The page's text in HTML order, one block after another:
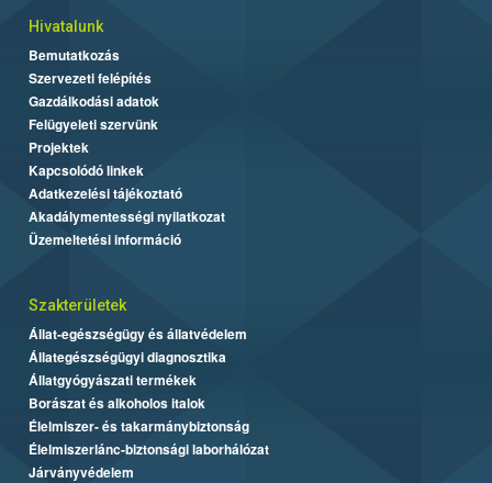
Hivatalunk
Bemutatkozás
Szervezeti felépítés
Gazdálkodási adatok
Felügyeleti szervünk
Projektek
Kapcsolódó linkek
Adatkezelési tájékoztató
Akadálymentességi nyilatkozat
Üzemeltetési információ
Szakterületek
Állat-egészségügy és állatvédelem
Állategészségügyi diagnosztika
Állatgyógyászati termékek
Borászat és alkoholos italok
Élelmiszer- és takarmánybiztonság
Élelmiszerlánc-biztonsági laborhálózat
Járványvédelem